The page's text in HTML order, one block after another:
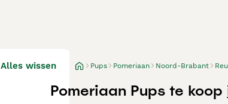
Alles wissen Pups Pomeriaan Noord-Brabant
Pomeriaan Pups te koop